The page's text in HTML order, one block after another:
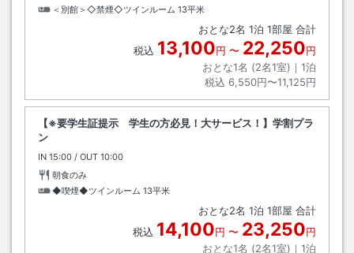
＜別館＞◇禁煙◇ツインルーム 13平米
おとな2名 1泊 1部屋 合計
税込 13,100円 〜 22,250円
おとな1名 (2名1室)｜ 1泊
税込 6,550円〜11,125円
【※要学生証提示 学生の方必見！大サービス！】学割プラ
ン
IN チェックイン
15:00 / OUT チェックアウト
10:00
朝食のみ
◆喫煙◆ツインルーム 13平米
おとな2名 1泊 1部屋 合計
税込 14,100円 〜 23,250円
おとな1名 (2名1室)｜ 1泊